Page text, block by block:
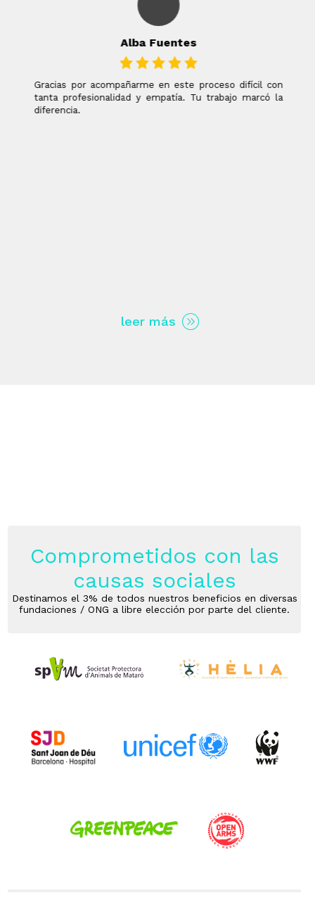
Alba Fuentes
Gracias por acompañarme en este proceso difícil con
tanta profesionalidad y empatía. Tu trabajo marcó la
diferencia.
leer más
Comprometidos con las
causas sociales
Destinamos el 3% de todos nuestros beneficios en diversas
fundaciones / ONG a libre elección por parte del cliente.